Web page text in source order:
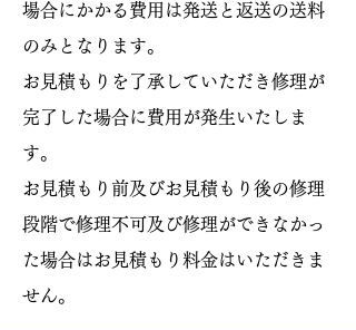
場合にかかる費用は発送と返送の送料
のみとなります。
お見積もりを了承していただき修理が
完了した場合に費用が発生いたしま
す。
お見積もり前及びお見積もり後の修理
段階で修理不可及び修理ができなかっ
た場合はお見積もり料金はいただきま
せん。